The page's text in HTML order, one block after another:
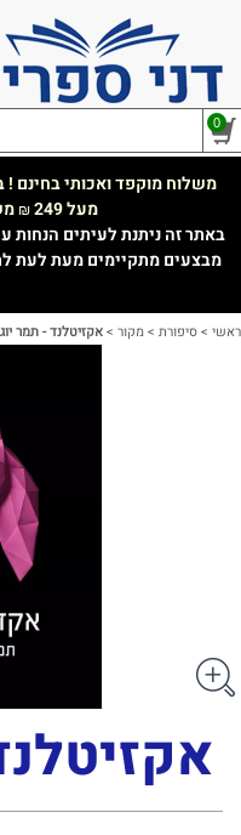
0
משלוח מוקפד ואכותי בחינם !
מעל 249
₪
באתר זה ניתנת לעיתים הנחות
מבצעים מתקיימים מעת לעת
ראשי >סיפורת >מקור >אקזיטלנד - תמר